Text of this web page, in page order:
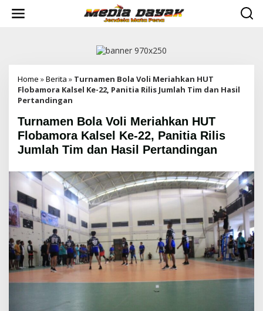
Home »Berita » Turnamen Bola Voli Meriahkan HUT
Flobamora Kalsel Ke-22, Panitia Rilis Jumlah Tim dan Hasil
Pertandingan
Turnamen Bola Voli Meriahkan HUT
Flobamora Kalsel Ke-22, Panitia Rilis
Jumlah Tim dan Hasil Pertandingan